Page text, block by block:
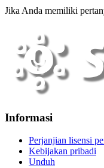
Jika Anda memiliki
Informasi
Perjanjian lisensi
Kebijakan pribadi
Unduh